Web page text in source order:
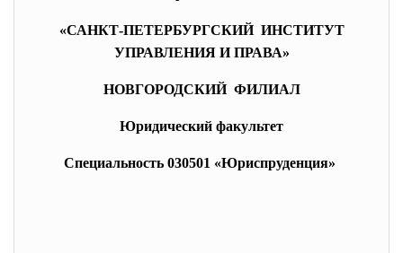
«САНКТ-ПЕТЕРБУРГСКИЙ ИНСТИТУТ
УПРАВЛЕНИЯ И ПРАВА»
НОВГОРОДСКИЙ ФИЛИАЛ
Юридический факультет
Специальность 030501 «Юриспруденция»